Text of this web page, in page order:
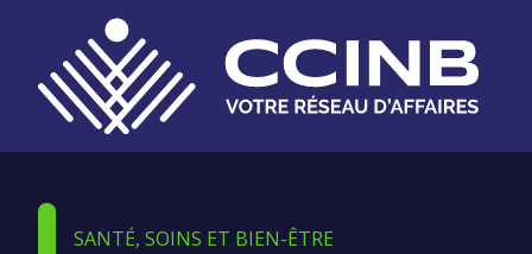
SANTÉ, SOINS ET BIEN-ÊTRE